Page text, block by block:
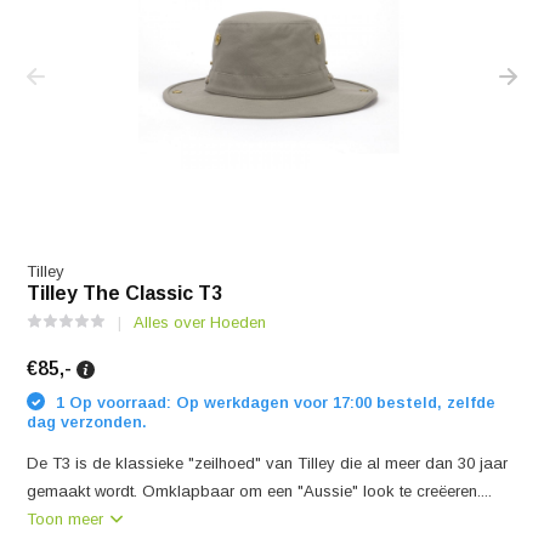
Tilley
Tilley The Classic T3
Alles over Hoeden
€85,-
1 Op voorraad: Op werkdagen voor 17:00 besteld, zelfde
dag verzonden.
De T3 is de klassieke "zeilhoed" van Tilley die al meer dan 30 jaar
gemaakt wordt. Omklapbaar om een "Aussie" look te creëeren....
Toon meer